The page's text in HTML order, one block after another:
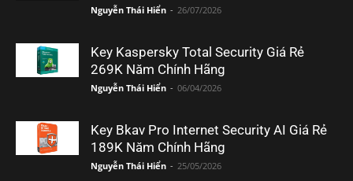
Nguyễn Thái Hiển - 26/07/2026
Key Kaspersky Total Security Giá Rẻ
269K Năm Chính Hãng
Nguyễn Thái Hiển - 06/04/2026
Key Bkav Pro Internet Security AI Giá Rẻ
189K Năm Chính Hãng
Nguyễn Thái Hiển - 25/05/2026